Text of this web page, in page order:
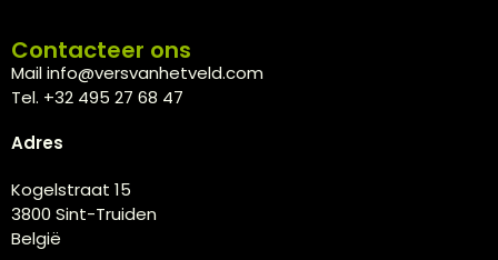
Contacteer ons
Mail info@versvanhetveld.com
Tel. +32 495 27 68 47
Adres
Kogelstraat 15
3800 Sint-Truiden
België